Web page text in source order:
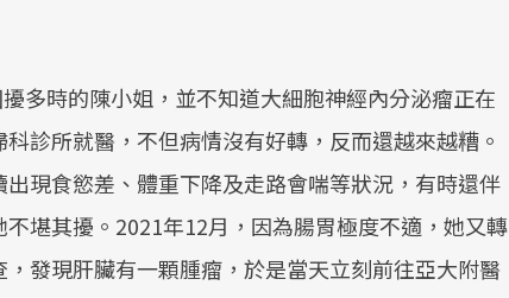
多時的陳小姐，並不知道大細胞神經內分泌瘤正在
診所就醫，不但病情沒有好轉，反而還越來越糟。
現食慾差、體重下降及走路會喘等狀況，有時還伴
堪其擾。2021年12月，因為腸胃極度不適，她又轉
發現肝臟有一顆腫瘤，於是當天立刻前往亞大附醫